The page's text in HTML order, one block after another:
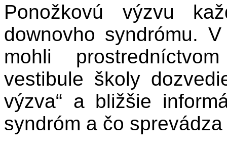
Ponožkovú výzvu
downovho syndrómu.
mohli
vestibule školy
výzva“ a bližšie
syndróm a čo